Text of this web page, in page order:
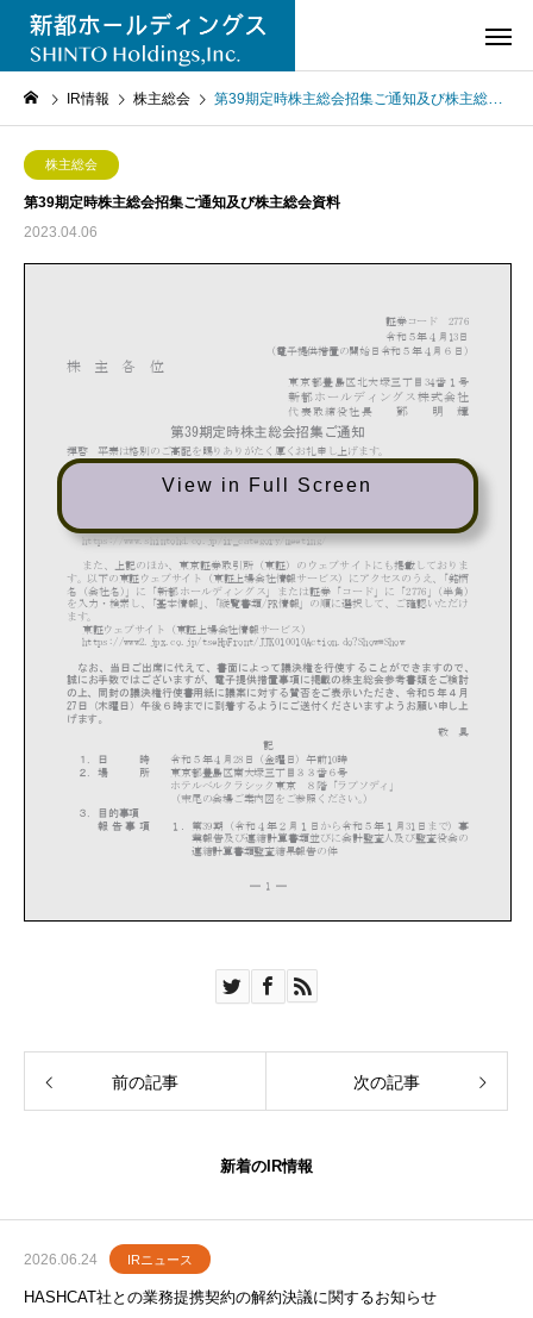
IR情報 株主総会 第39期定時株主総会招集ご通知及び株主総会資料
株主総会
第39期定時株主総会招集ご通知及び株主総会資料
2023.04.06
View in Full Screen
前の記事 次の記事
新着のIR情報
2026.06.24 IRニュース
HASHCAT社との業務提携契約の解約決議に関するお知らせ